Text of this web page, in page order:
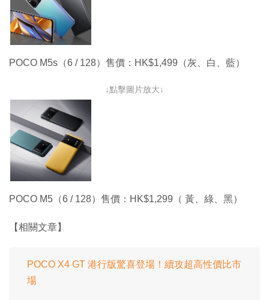
POCO M5s（6 / 128）售價：HK$1,499（灰、白、藍）
↓點擊圖片放大↓
POCO M5（6 / 128）售價：HK$1,299（ 黃、綠、黑）
【相關文章】
POCO X4 GT 港行版驚喜登場！續攻超高性價比市
場